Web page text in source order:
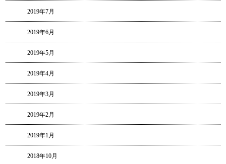
2019年7月
2019年6月
2019年5月
2019年4月
2019年3月
2019年2月
2019年1月
2018年10月